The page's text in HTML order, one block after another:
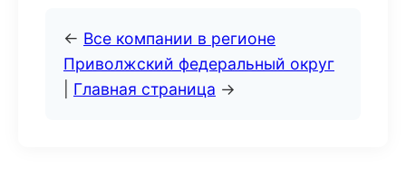
← Все компании в регионе
Приволжский федеральный округ
Главная страница →